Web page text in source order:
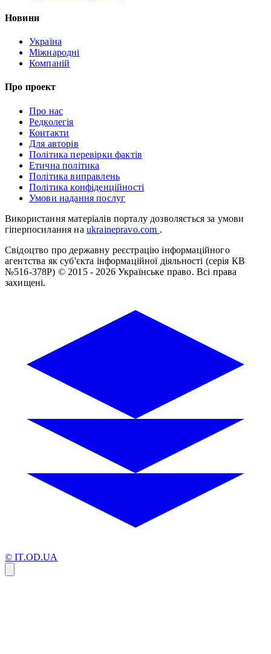
Новини
Україна
Міжнародні
Компаній
Про проект
Про нас
Редколегія
Контакти
Для авторів
Політика перевірки фактів
Етична політика
Політика виправлень
Політика конфіденційності
Умови надання послуг
Використання матеріалів порталу дозволяється за умови
гіперпосилання на ukrainepravo.com .
Свідоцтво про державну реєстрацію інформаційного
агентства як суб'єкта інформаційної діяльності (серія КВ
№516-378Р) © 2015 - 2026 Українське право. Всі права
захищені.
© IT.OD.UA